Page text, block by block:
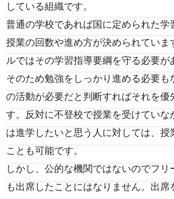
している組織です。
普通の学校であれば国に定められた学
授業の回数や進め方が決められていま
ルではその学習指導要綱を守る必要が
そのため勉強をしっかり進める必要も
の活動が必要だと判断すればそれを優
す。反対に不登校で授業を受けていな
は進学したいと思う人に対しては、授
ことも可能です。
しかし、公的な機関ではないのでフリ
も出席したことにはなりません。出席